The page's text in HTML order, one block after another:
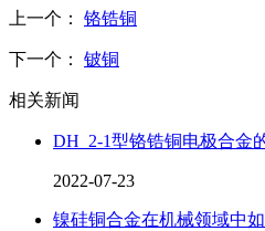
上一个： 铬锆铜
下一个： 铍铜
相关新闻
DH_2-1型铬锆铜电极合金
2022-07-23
镍硅铜合金在机械领域中